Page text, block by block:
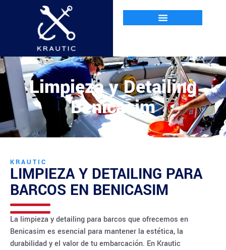
Limpieza y Detailing
Benicasim
KRAUTIC
LIMPIEZA Y DETAILING PARA
BARCOS EN BENICASIM
La limpieza y detailing para barcos que ofrecemos en
Benicasim es esencial para mantener la estética, la
durabilidad y el valor de tu embarcación. En Krautic